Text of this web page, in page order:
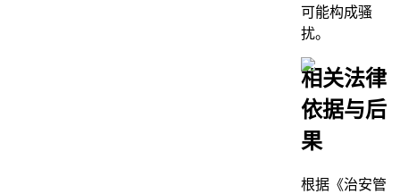
可能构成骚
扰。
相关法律
依据与后
果
根据《治安管